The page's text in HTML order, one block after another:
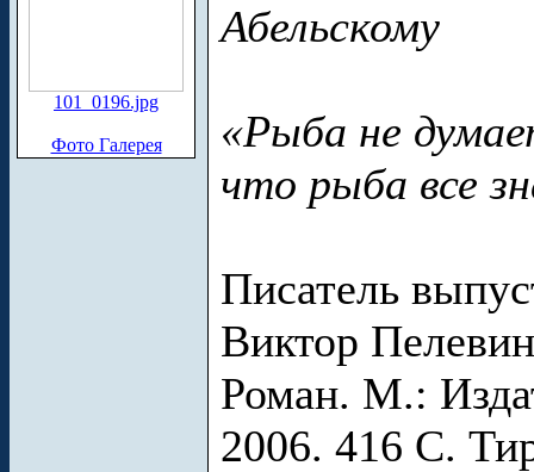
101_0196.jpg
Фото Галерея
Абельскому
«Рыба не
что рыба все
Писатель
Виктор
Роман. М.:
2006. 416 С.